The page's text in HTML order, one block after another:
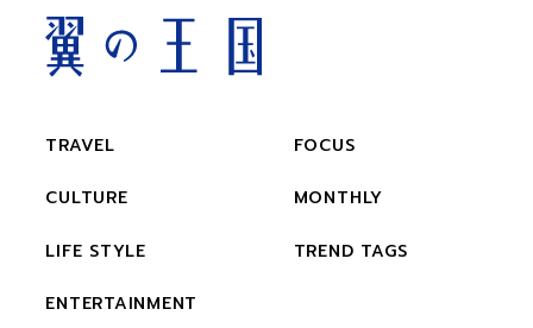
TRAVEL
CULTURE
LIFE STYLE
ENTERTAINMENT
FOCUS
MONTHLY
TREND TAGS